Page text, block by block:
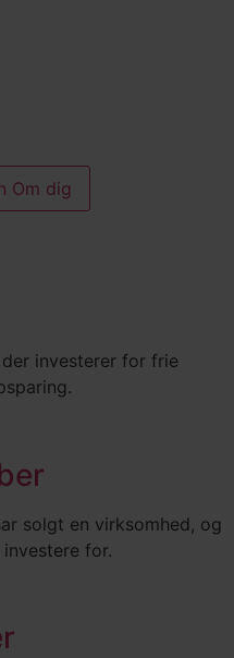
Om dig
investerer for frie
solgt en virksomhed, og
for.